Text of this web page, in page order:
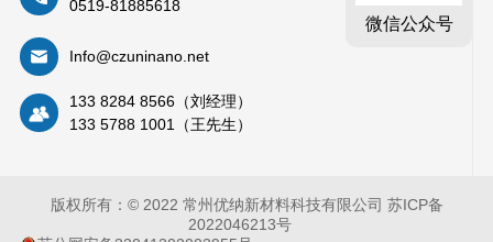
0519-81885618
Info@czuninano.net
133 8284 8566（刘经理）
133 5788 1001（王先生）
微信公众号
版权所有：© 2022 常州优纳新材料科技有限公司 苏ICP备
2022046213号